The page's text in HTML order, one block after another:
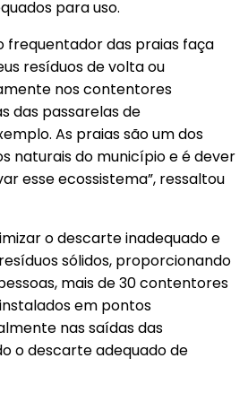
para uso.
frequentador das praias faça
resíduos de volta ou
nos contentores
das passarelas de
As praias são um dos
naturais do município e é dever
esse ecossistema”, ressaltou
o descarte inadequado e
sólidos, proporcionando
mais de 30 contentores
em pontos
nas saídas das
o descarte adequado de